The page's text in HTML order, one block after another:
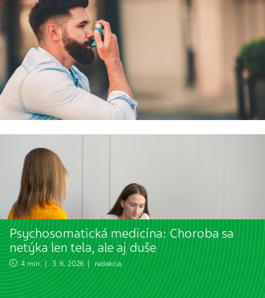
Psychosomatická medicína: Choroba sa
netýka len tela, ale aj duše
4 min. | 3. 6. 2026 | redakcia